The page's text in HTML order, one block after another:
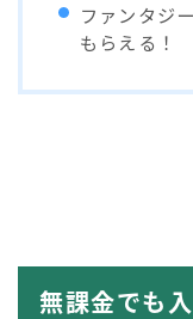
ファンタジ
もらえる！
無課金でも